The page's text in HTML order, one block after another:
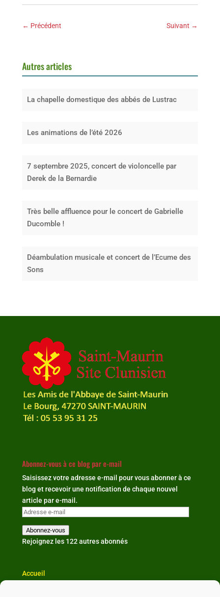
← Précédent Suivant →
Autres articles
La chapelle domestique des abbés de Lustrac
Les animations de l’été 2026
7 septembre 2025, concert de violoncelle par
Derek de la Bernardie
Très belle affluence pour le concert de Gabrielle
Ducomble !
Déambulation musicale et concert de l’Ecume des
Sons
Abonnez-vous à ce blog par e-mail
Saisissez votre adresse e-mail pour vous abonner à ce
blog et recevoir une notification de chaque nouvel
article par e-mail.
Adresse
mail
Abonnez-vous
Rejoignez les 122 autres abonnés
Accueil